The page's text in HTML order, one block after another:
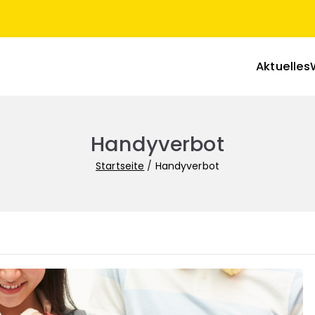
Aktuelles
Handyverbot
Startseite Handyverbot